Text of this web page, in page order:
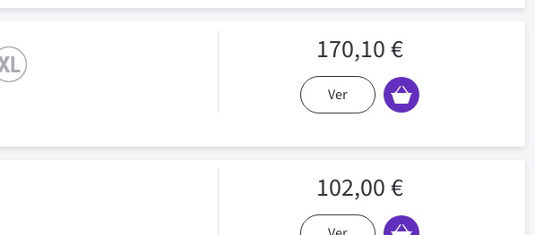
170,10 €
Ver
102,00 €